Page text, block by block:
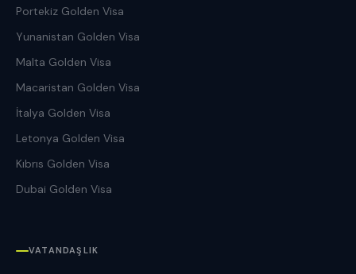
Portekiz Golden Visa
Yunanistan Golden Visa
Malta Golden Visa
Macaristan Golden Visa
İtalya Golden Visa
Letonya Golden Visa
Kıbrıs Golden Visa
Dubai Golden Visa
VATANDAŞLIK